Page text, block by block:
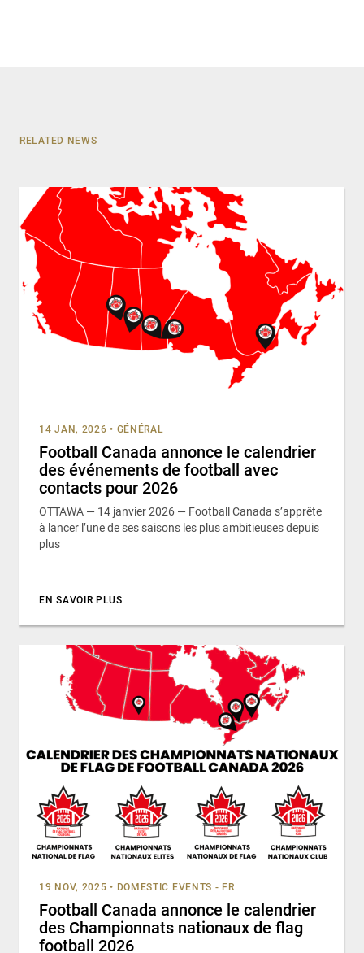
RELATED NEWS
14 JAN, 2026 • GÉNÉRAL
Football Canada annonce le calendrier
des événements de football avec
contacts pour 2026
OTTAWA — 14 janvier 2026 — Football Canada s’apprête
à lancer l’une de ses saisons les plus ambitieuses depuis
plus
EN SAVOIR PLUS
19 NOV, 2025 • DOMESTIC EVENTS - FR
Football Canada annonce le calendrier
des Championnats nationaux de flag
football 2026